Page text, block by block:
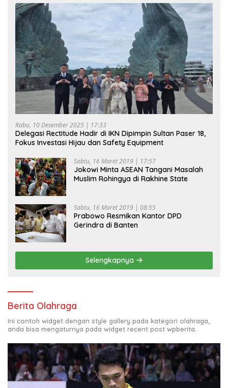
Rabu, 10 Desember 2025 | 17:33
Delegasi Rectitude Hadir di IKN Dipimpin Sultan Paser 18,
Fokus Investasi Hijau dan Safety Equipment
Sabtu, 16 Maret 2019 | 17:57
Jokowi Minta ASEAN Tangani Masalah
Muslim Rohingya di Rakhine State
Sabtu, 16 Maret 2019 | 08:55
Prabowo Resmikan Kantor DPD
Gerindra di Banten
Selengkapnya
Berita Olahraga
Ini contoh widget dengan style gallery pada kategori olahraga,
anda bisa mengaturnya pada widget recent post wpberita.